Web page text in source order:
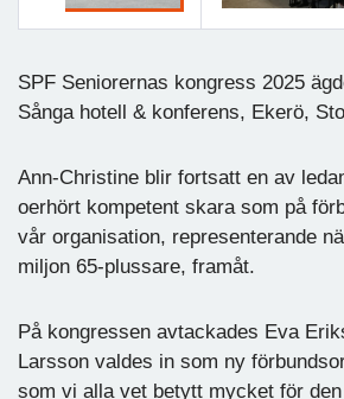
SPF Seniorernas kongress 2025
Sånga hotell & konferens, Ekerö,
Ann-Christine blir fortsatt en av
oerhört kompetent skara som på
vår organisation, representerande
miljon 65-plussare, framåt.
På kongressen avtackades Eva
Larsson valdes in som ny
som vi alla vet betytt mycket för